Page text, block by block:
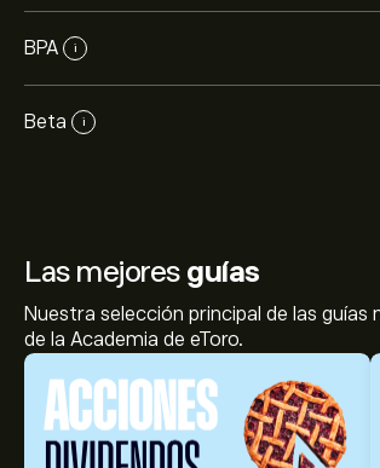
BPA i
Beta i
Las mejores guías
Nuestra selección principal de las guías
de la Academia de eToro.